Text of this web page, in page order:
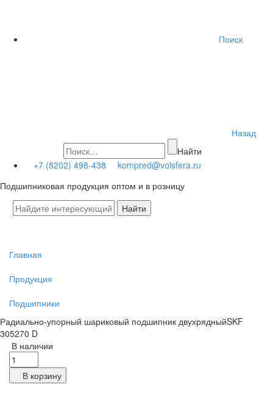
Поиск
Назад
Найти
+7 (8202) 498-438
kompred@volsfera.ru
Подшипниковая продукция оптом и в розницу
Главная
Продукция
Подшипники
Радиально-упорный шариковый подшипник двухрядныйSKF
305270 D
В наличии
В корзину